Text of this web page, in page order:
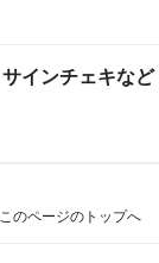
インチェキなど
このページのトップへ